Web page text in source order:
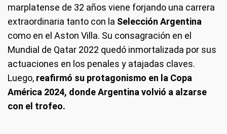
marplatense de 32 años viene forjando una carrera
extraordinaria tanto con la Selección Argentina
como en el Aston Villa. Su consagración en el
Mundial de Qatar 2022 quedó inmortalizada por sus
actuaciones en los penales y atajadas claves.
Luego, reafirmó su protagonismo en la Copa
América 2024, donde Argentina volvió a alzarse
con el trofeo.